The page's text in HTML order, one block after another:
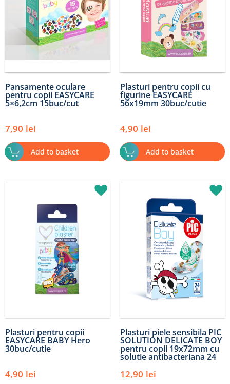
Pansamente oculare
pentru copii EASYCARE
5×6,2cm 15buc/cut
7,90 lei
Add to basket
Plasturi pentru copii cu
figurine EASYCARE
56x19mm 30buc/cutie
4,90 lei
Add to basket
Plasturi pentru copii
EASYCARE BABY Hero
30buc/cutie
4,90 lei
Plasturi piele sensibila PIC
SOLUTION DELICATE BOY
pentru copii 19x72mm cu
solutie antibacteriana 24
12,90 lei